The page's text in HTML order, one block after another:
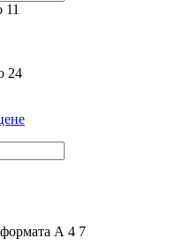
11
24
А 4 7